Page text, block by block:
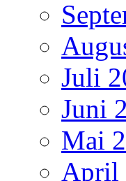
Juli
Juni
Mai
April